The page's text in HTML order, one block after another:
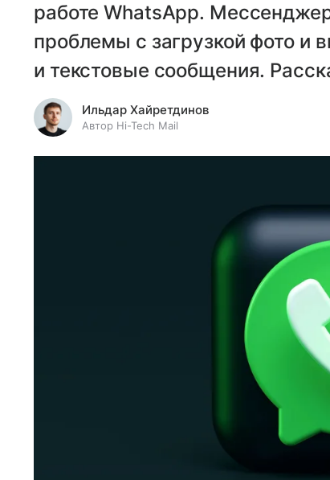
работе WhatsApp.
проблемы с загрузкой фото и
и текстовые сообщения.
Ильдар Хайретдинов
Автор Hi-Tech Mail